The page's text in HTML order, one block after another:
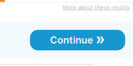
More about these results
Continue »